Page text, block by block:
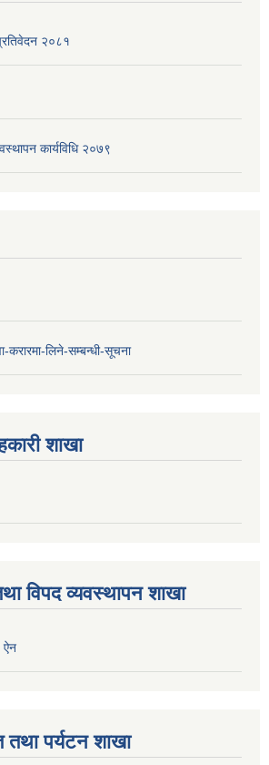
२०८१
कार्यविधि २०७९
करारमा-लिने-सम्बन्धी-सूचना
शाखा
विपद व्यवस्थापन शाखा
ऐन
तथा पर्यटन शाखा